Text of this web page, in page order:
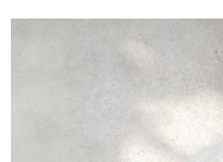
KERESÉS